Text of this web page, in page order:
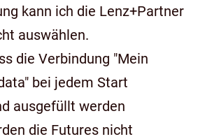
kann ich die Lenz+Partner
auswählen.
die Verbindung "Mein
bei jedem Start
ausgefüllt werden
die Futures nicht